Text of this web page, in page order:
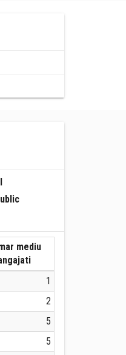
mediu
1
2
5
5